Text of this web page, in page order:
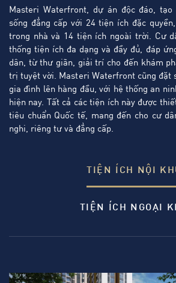
Masteri Waterfront, dự án độc đáo,
sống đẳng cấp với 24 tiện ích đặc
trong nhà và 14 tiện ích ngoài trời. Cư
thống tiện ích đa dạng và đầy đủ, đáp
dân, từ thư giãn, giải trí cho đến khám
trị tuyệt vời. Masteri Waterfront cũng đặt
gia đình lên hàng đầu, với hệ thống an
hiện nay. Tất cả các tiện ích này được
tiêu chuẩn Quốc tế, mang đến cho cư
nghi, riêng tư và đẳng cấp.
TIỆN ÍCH NỘI
TIỆN ÍCH NGOẠI